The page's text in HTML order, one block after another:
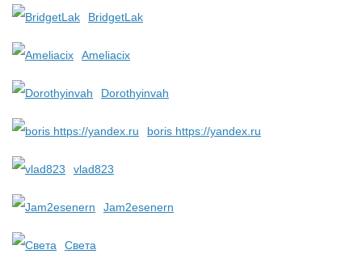
BridgetLak
Ameliacix
Dorothyinvah
boris https://yandex.ru
vlad823
Jam2esenern
Света